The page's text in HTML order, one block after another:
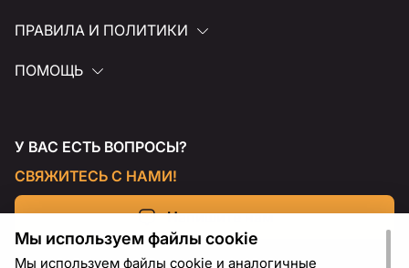
ПРАВИЛА И ПОЛИТИКИ
ПОМОЩЬ
У ВАС ЕСТЬ ВОПРОСЫ?
СВЯЖИТЕСЬ С НАМИ!
Напишите нам
Мы используем файлы cookie
Мы используем файлы cookie и аналогичные